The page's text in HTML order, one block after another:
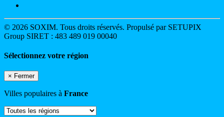
© 2026 SOXIM. Tous droits réservés. Propulsé par SETUPIX
Group SIRET : 483 489 019 00040
Sélectionnez votre région
× Fermer
Villes populaires à France